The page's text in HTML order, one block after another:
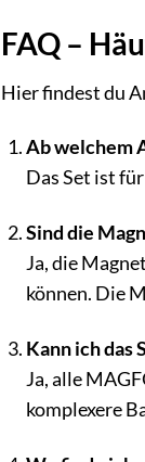
FAQ –
Hier findest du
Ab welchem
Das Set ist
Sind die
Ja, die
können. Die
Kann ich das
Ja, alle
komplexere